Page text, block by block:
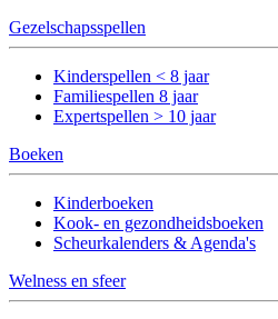
Gezelschapsspellen
Kinderspellen < 8 jaar
Familiespellen 8 jaar
Expertspellen > 10 jaar
Boeken
Kinderboeken
Kook- en gezondheidsboeken
Scheurkalenders & Agenda's
Welness en sfeer